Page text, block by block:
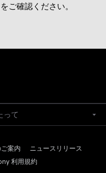
ご確認ください。
って
案内
ニュースリリース
利用規約